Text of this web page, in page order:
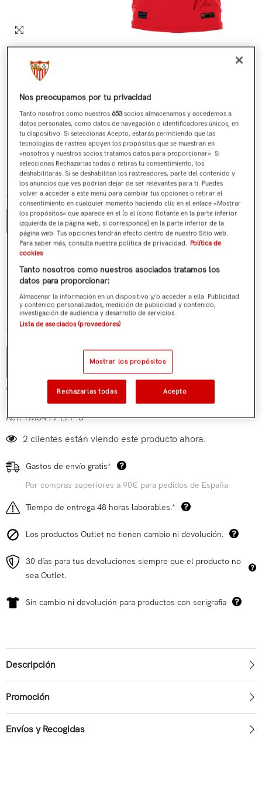
Nº 577 / 705 Última Camiseta Jesús Navas Roja
Precio regular
€199,00 Precio de venta
€119,90
Talla:S
S
¿Tienes alguna duda?
Cantidad:
Total parcial: €119,90
AÑADIR AL CARRITO
Añadir a mi lista de deseos
Ref:TM6419-LFP-S
2 clientes están viendo este producto ahora.
Gastos de envío gratis*
Por compras superiores a 90€ para pedidos de España
Tiempo de entrega 48 horas laborables.*
Los productos Outlet no tienen cambio ni devolución.
30 días para tus devoluciones siempre que el producto no
sea Outlet.
Sin cambio ni devolución para productos con serigrafia
Descripción
Promoción
Envíos y Recogidas
Nos preocupamos por tu privacidad
Tanto nosotros como nuestros653socios almacenamos y accedemos a
datos personales, como datos de navegación o identificadores únicos, en
tu dispositivo. Si seleccionas Acepto, estarás permitiendo que las
tecnologías de rastreo apoyen los propósitos que se muestran en
«nosotros y nuestros socios tratamos datos para proporcionar». Si
seleccionas Rechazarlas todas o retiras tu consentimiento, los
deshabilitarás. Si se deshabilitan los rastreadores, parte del contenido y
los anuncios que ves podrían dejar de ser relevantes para ti. Puedes
volver a acceder a este menú para cambiar tus opciones o retirar el
consentimiento en cualquier momento haciendo clic en el enlace «Mostrar
los propósitos» que aparece en el [o el ícono flotante en la parte inferior
izquierda de la página web, si corresponde] en la parte inferior de la
página web. Tus opciones tendrán efecto dentro de nuestro Sitio web.
Para saber más, consulta nuestra política de privacidad. Política de
cookies
Tanto nosotros como nuestros asociados tratamos los
datos para proporcionar:
Almacenar la información en un dispositivo y/o acceder a ella. Publicidad
y contenido personalizados, medición de publicidad y contenido,
investigación de audiencia y desarrollo de servicios.
Lista de asociados (proveedores)
Mostrar los propósitos
Rechazarlas todas Acepto